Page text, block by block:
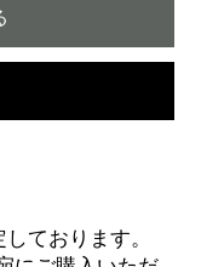
ております。